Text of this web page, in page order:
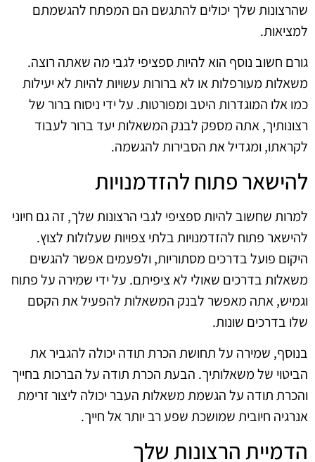
שהרצונות שלך יכולים להתגשם הם המפתח להגשמתם
למציאות.
גורם חשוב נוסף הוא להיות ספציפי לגבי מה שאתה רוצה.
משאלות מעורפלות או לא ברורות עשויות להיות לא יעילות
כמו אלו המוגדרות היטב ומפורטות. על ידי ניסוח ברור של
רצונותיך, אתה מספק לבנק המשאלות יעד ברור לעבוד
לקראתו, ומגדיל את הסבירות להגשמה.
להישאר פתוח להזדמנויות
למרות שחשוב להיות ספציפי לגבי הרצונות שלך, זה גם חיוני
להישאר פתוח להזדמנויות בלתי צפויות שעלולות לצוץ.
היקום פועל בדרכים מסתוריות, ולפעמים אפשר להגשים
משאלות בדרכים שאולי לא ציפיתם. על ידי שמירה על פתוח
וגמיש, אתה מאפשר לבנק המשאלות להפעיל את הקסם
שלו בדרכים שונות.
בנוסף, שמירה על תחושת הכרת תודה יכולה להגביר את
הביטוי של משאלותיך. הבעת הכרת תודה על הברכות בחייך
והכרת תודה על הגשמת משאלות העבר יכולה ליצור זרימת
אנרגיה חיובית שמושכת שפע רב יותר אל חייך.
הדמיית הרצונות שלך